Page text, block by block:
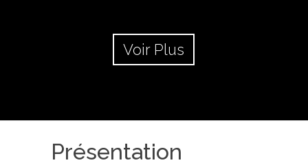
Voir Plus
Présentation